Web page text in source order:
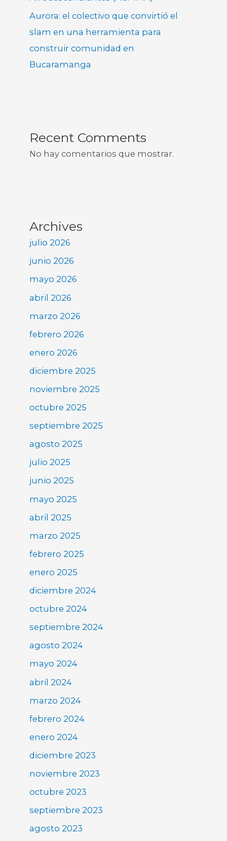
Aurora: el colectivo que convirtió el
slam en una herramienta para
construir comunidad en
Bucaramanga
Recent Comments
No hay comentarios que mostrar.
Archives
julio 2026
junio 2026
mayo 2026
abril 2026
marzo 2026
febrero 2026
enero 2026
diciembre 2025
noviembre 2025
octubre 2025
septiembre 2025
agosto 2025
julio 2025
junio 2025
mayo 2025
abril 2025
marzo 2025
febrero 2025
enero 2025
diciembre 2024
octubre 2024
septiembre 2024
agosto 2024
mayo 2024
abril 2024
marzo 2024
febrero 2024
enero 2024
diciembre 2023
noviembre 2023
octubre 2023
septiembre 2023
agosto 2023